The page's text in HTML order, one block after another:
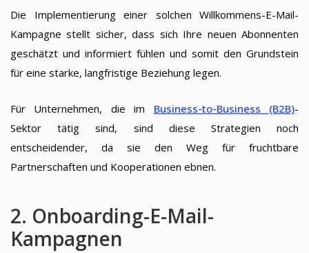
Die Implementierung einer solchen Willkommens-E-Mail-
Kampagne stellt sicher, dass sich Ihre neuen Abonnenten
geschätzt und informiert fühlen und somit den Grundstein
für eine starke, langfristige Beziehung legen.
Für Unternehmen, die im Business-to-Business (B2B)-
Sektor tätig sind, sind diese Strategien noch
entscheidender, da sie den Weg für fruchtbare
Partnerschaften und Kooperationen ebnen.
2. Onboarding-E-Mail-
Kampagnen